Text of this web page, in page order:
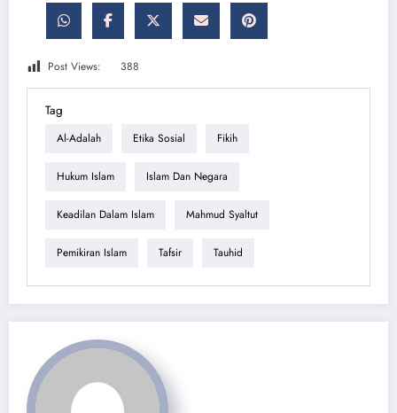
Post Views: 388
Tag
Al-Adalah Etika Sosial Fikih
Hukum Islam Islam Dan Negara
Keadilan Dalam Islam Mahmud Syaltut
Pemikiran Islam Tafsir Tauhid